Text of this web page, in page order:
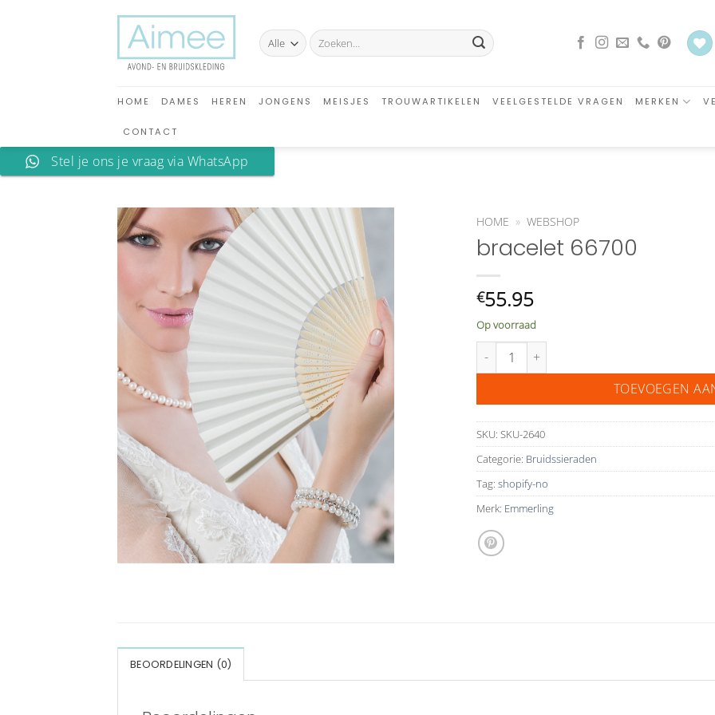
Zoeken
naar:
HOME DAMES HEREN JONGENS MEISJES TROUWARTIKELEN VEELGESTELDE VRAGEN MERKEN
CONTACT
Stel je ons je vraag via WhatsApp
Aan
verlanglijst
toevoegen
HOME » WEBSHOP
bracelet 66700
€55.95
Op voorraad
bracelet 66700 aantal
TOEVOEGEN
SKU: SKU-2640
Categorie: Bruidssieraden
Tag: shopify-no
Merk: Emmerling
BEOORDELINGEN (0)